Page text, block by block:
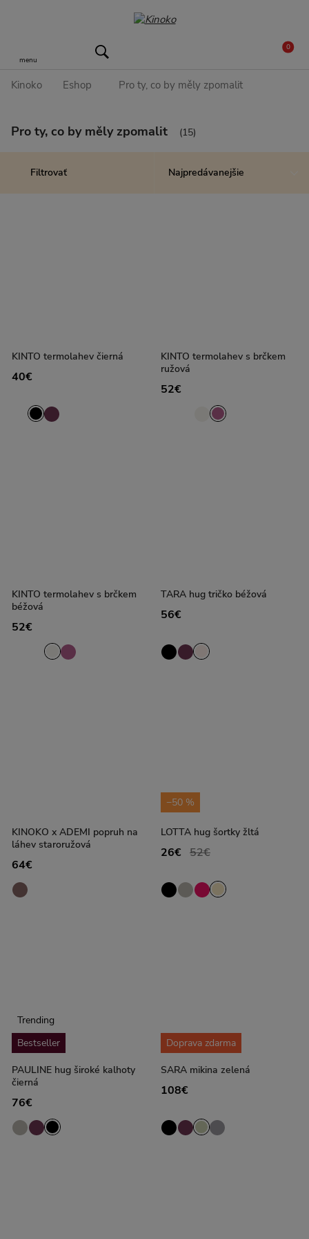
menu
0
Kinoko Eshop Pro ty, co by měly zpomalit
Pro ty, co by měly zpomalit (15)
Filtrovať
KINTO termolahev čierná
40€
KINTO termolahev s brčkem
ružová
52€
KINTO termolahev s brčkem
béžová
52€
TARA hug tričko béžová
56€
KINOKO x ADEMI popruh na
láhev staroružová
64€
−50 %
LOTTA hug šortky žltá
26€ 52€
Trending
Bestseller
PAULINE hug široké kalhoty
čierná
76€
Doprava zdarma
SARA mikina zelená
108€